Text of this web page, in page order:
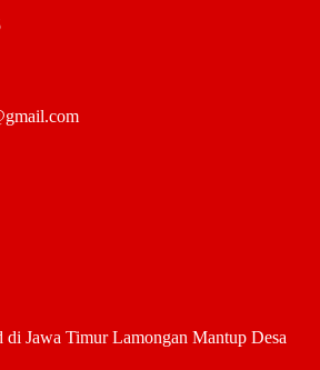
Jawa Timur Lamongan Mantup Desa